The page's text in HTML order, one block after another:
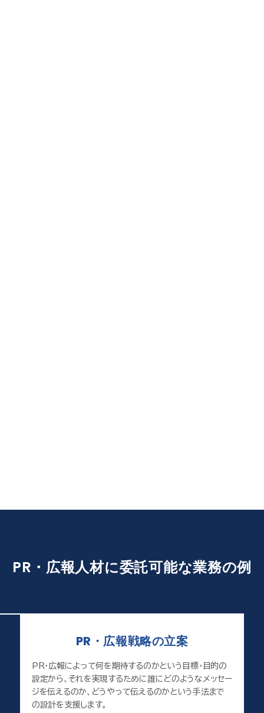
PR・広報人材に委託可能な業務の例
PR・広報戦略の立案
PR・広報によって何を期待するのかという目標・目的の
設定から、それを実現するために誰にどのようなメッセー
ジを伝えるのか、どうやって伝えるのかという手法まで
の設計を支援します。